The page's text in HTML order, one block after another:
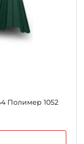
Полимер 1052